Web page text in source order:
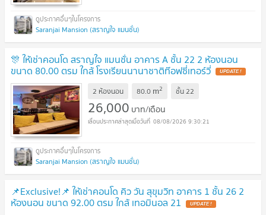
Saranjai Mansion (สราญใจ แมนชั่น)
🎊 ให้เช่าคอนโด สราญใจ แมนชั่น อาคาร A ชั้น 22 2 ห้องนอน
ขนาด 80.00 ตรม ใกล้ โรงเรียนนานาชาติท๊อฟซี่เทอร์วี่
2 ห้องนอน 80.0 m2 ชั้น22
26,000 บาท/เดือน
08/08/2026 9:30:21
Saranjai Mansion (สราญใจ แมนชั่น)
📌Exclusive!📌 ให้เช่าคอนโด คิว วัน สุขุมวิท อาคาร 1 ชั้น 26 2
ห้องนอน ขนาด 92.00 ตรม ใกล้ เทอมินอล 21